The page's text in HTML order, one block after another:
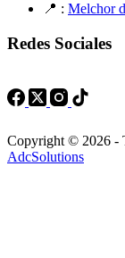
📍 : Melchor
Redes Sociales
Copyright © 2026 -
AdcSolutions